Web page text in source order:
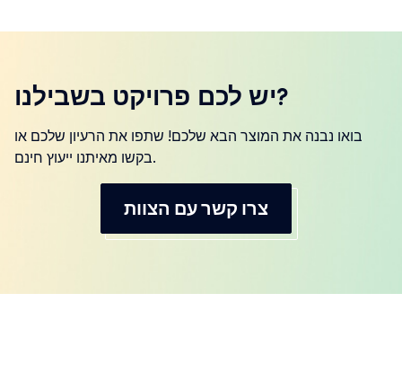
יש לכם פרויקט בשבילנו?
בואו נבנה את המוצר הבא שלכם! שתפו את הרעיון שלכם או
בקשו מאיתנו ייעוץ חינם.
צרו קשר עם הצוות